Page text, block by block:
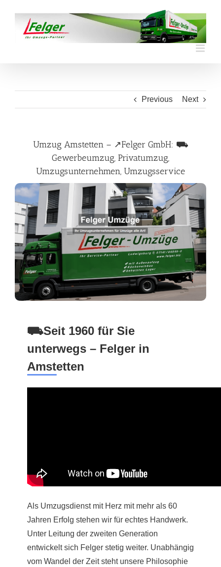
content
Previous Next
Umzug Amstetten – ↗️Felger GmbH: ⛟
Gewerbeumzug, Privatumzug,
Umzugsunternehmen, Umzugsservice
⛟Seit 1960 für Sie
unterwegs – Felger in
Amstetten
Als Umzugsdienst mit Herz mit mehr als 60
Jahren Erfolg stehen wir für echtes Handwerk.
Unter Leitung der zweiten Generation
entwickelt sich Felger stetig weiter. Unabhängig
vom Wandel der Zeit steht unsere Philosophie